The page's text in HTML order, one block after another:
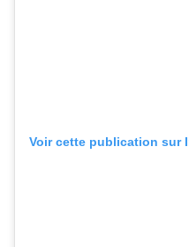
Voir cette publication sur